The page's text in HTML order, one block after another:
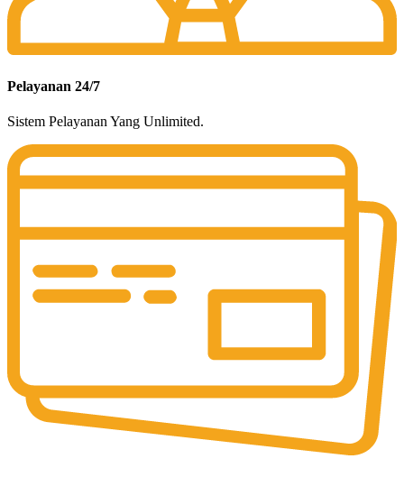
Pelayanan 24/7
Sistem Pelayanan Yang Unlimited.